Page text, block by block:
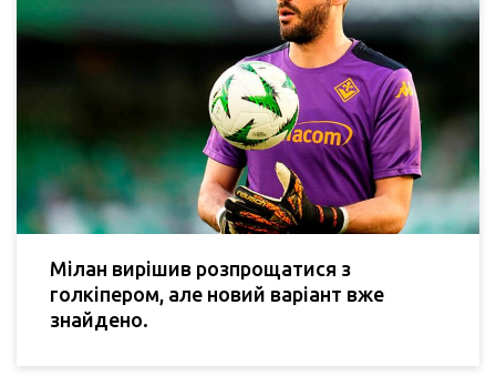
Мілан вирішив розпрощатися з
голкіпером, але новий варіант вже
знайдено.